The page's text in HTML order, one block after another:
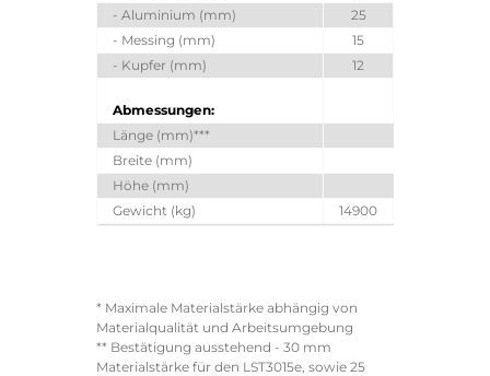
- Aluminium (mm)
25
- Messing (mm)
15
- Kupfer (mm)
12
Abmessungen:
Länge (mm)***
Breite (mm)
Höhe (mm)
Gewicht (kg)
14900
* Maximale Materialstärke abhängig von
Materialqualität und Arbeitsumgebung
** Bestätigung ausstehend - 30 mm
Materialstärke für den LST3015e, sowie 25